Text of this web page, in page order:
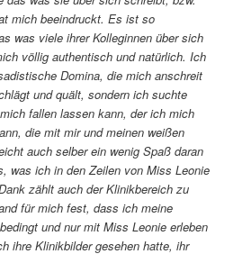
mich beeindruckt. Es ist so
was viele ihrer Kolleginnen über sich
völlig authentisch und natürlich. Ich
Domina, die mich anschreit
und quält, sondern ich suchte
fallen lassen kann, der ich mich
die mit mir und meinen weißen
auch selber ein wenig Spaß daran
was ich in den Zeilen von Miss Leonie
zählt auch der Klinikbereich zu
für mich fest, dass ich meine
und nur mit Miss Leonie erleben
ihre Klinikbilder gesehen hatte, ihr